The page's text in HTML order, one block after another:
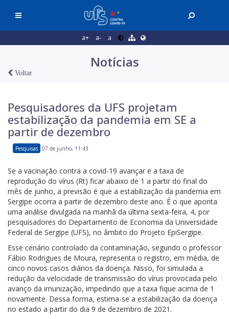
a+ a- a
Notícias
Voltar
Pesquisadores da UFS projetam
estabilização da pandemia em SE a
partir de dezembro
Pesquisas 07 de junho, 11:43
Se a vacinação contra a covid-19 avançar e a taxa de
reprodução do vírus (Rt) ficar abaixo de 1 a partir do final do
mês de junho, a previsão é que a estabilização da pandemia em
Sergipe ocorra a partir de dezembro deste ano. É o que aponta
uma análise divulgada na manhã da última sexta-feira, 4, por
pesquisadores do Departamento de Economia da Universidade
Federal de Sergipe (UFS), no âmbito do Projeto EpiSergipe.
Esse cenário controlado da contaminação, segundo o professor
Fábio Rodrigues de Moura, representa o registro, em média, de
cinco novos casos diários da doença. Nisso, foi simulada a
redução da velocidade de transmissão do vírus provocada pelo
avanço da imunização, impedindo que a taxa fique acima de 1
novamente. Dessa forma, estima-se a estabilização da doença
no estado a partir do dia 9 de dezembro de 2021.